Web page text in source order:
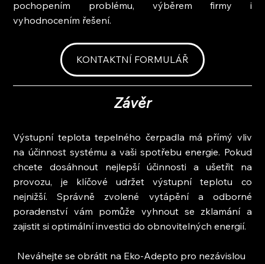
pochopením problému, výběrem firmy i
vyhodnocením řešení.
KONTAKTNÍ FORMULÁŘ
Závěr
Výstupní teplota tepelného čerpadla má přímý vliv
na účinnost systému a vaši spotřebu energie. Pokud
chcete dosáhnout nejlepší účinnosti a ušetřit na
provozu, je klíčové udržet výstupní teplotu co
nejnižší. Správně zvolené vytápění a odborné
poradenství vám pomůže vyhnout se zklamání a
zajistit si optimální investici do obnovitelných energií.
Neváhejte se obrátit na Eko-Adepto pro nezávislou